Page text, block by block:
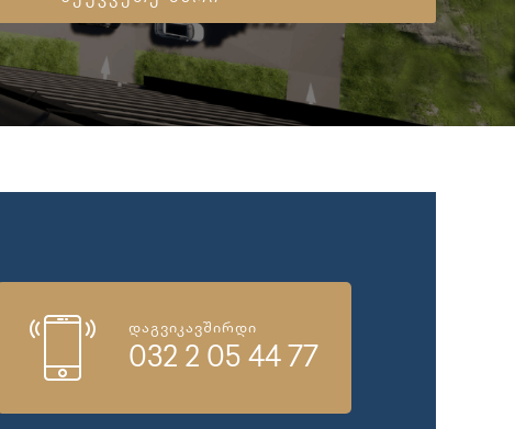
დაგვიკავშირდი
032 2 05 44 77